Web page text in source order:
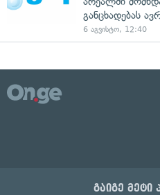
განცხადებას
6 აგვისტო, 12:40
გაიგე მეტი